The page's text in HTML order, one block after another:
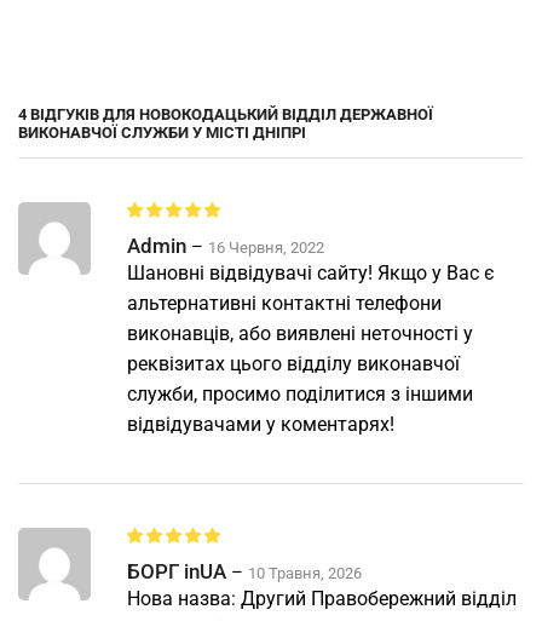
4 ВІДГУКІВ ДЛЯ НОВОКОДАЦЬКИЙ ВІДДІЛ ДЕРЖАВНОЇ
ВИКОНАВЧОЇ СЛУЖБИ У МІСТІ ДНІПРІ
Admin – 16 Червня, 2022
Шановні відвідувачі сайту! Якщо у Вас є
альтернативні контактні телефони
виконавців, або виявлені неточності у
реквізитах цього відділу виконавчої
служби, просимо поділитися з іншими
відвідувачами у коментарях!
БОРГ inUA – 10 Травня, 2026
Нова назва: Другий Правобережний відділ